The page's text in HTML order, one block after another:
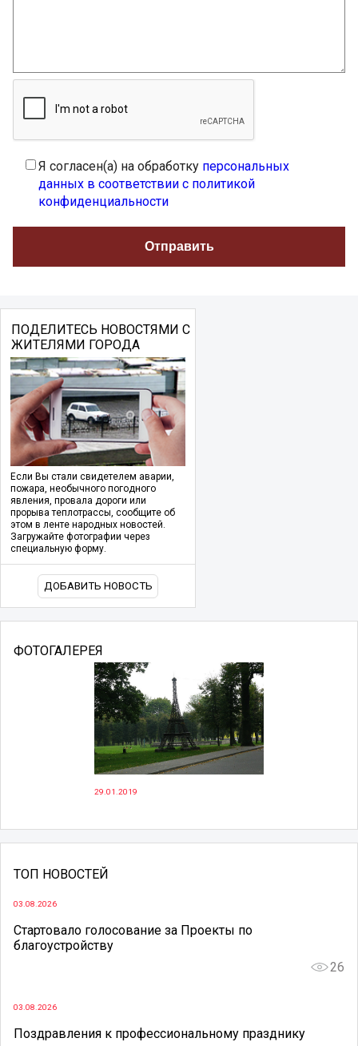
Я согласен(а) на обработку персональных
данных в соответствии с политикой
конфиденциальности
ПОДЕЛИТЕСЬ НОВОСТЯМИ С
ЖИТЕЛЯМИ ГОРОДА
Если Вы стали свидетелем аварии,
пожара, необычного погодного
явления, провала дороги или
прорыва теплотрассы, сообщите об
этом в ленте народных новостей.
Загружайте фотографии через
специальную форму.
ДОБАВИТЬ НОВОСТЬ
ФОТОГАЛЕРЕЯ
29.01.2019
ТОП НОВОСТЕЙ
03.08.2026
Стартовало голосование за Проекты по
благоустройству
26
03.08.2026
Поздравления к профессиональному празднику